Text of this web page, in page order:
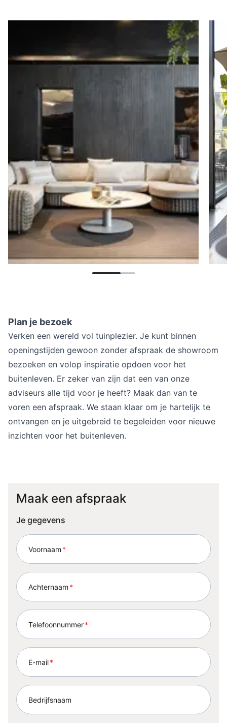
Plan je bezoek
Verken een wereld vol tuinplezier. Je kunt binnen
openingstijden gewoon zonder afspraak de showroom
bezoeken en volop inspiratie opdoen voor het
buitenleven. Er zeker van zijn dat een van onze
adviseurs alle tijd voor je heeft? Maak dan van te
voren een afspraak. We staan klaar om je hartelijk te
ontvangen en je uitgebreid te begeleiden voor nieuwe
inzichten voor het buitenleven.
Maak een afspraak
Je gegevens
Voornaam *
Achternaam *
Telefoonnummer*
E-mail*
Bedrijfsnaam